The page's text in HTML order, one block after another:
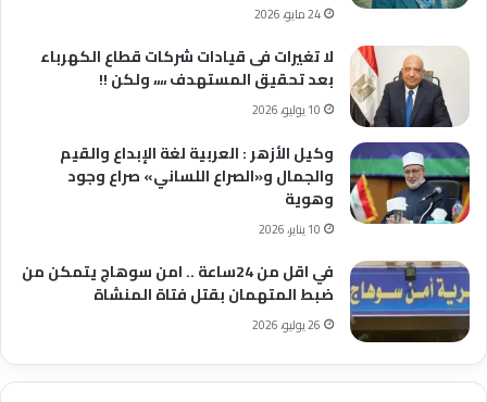
24 مايو، 2026
لا تغيرات فى قيادات شركات قطاع الكهرباء
بعد تحقيق المستهدف ،،،، ولكن !!
10 يوليو، 2026
وكيل الأزهر : العربية لغة الإبداع والقيم
والجمال و«الصراع اللساني» صراع وجود
وهوية
10 يناير، 2026
في اقل من 24ساعة .. امن سوهاج يتمكن من
ضبط المتهمان بقتل فتاة المنشاة
26 يوليو، 2026